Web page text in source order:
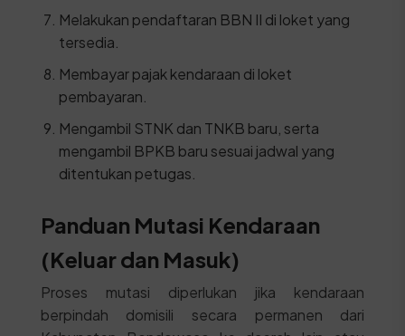
Melakukan pendaftaran BBN II di loket yang
tersedia.
Membayar pajak kendaraan di loket
pembayaran.
Mengambil STNK dan TNKB baru, serta
mengambil BPKB baru sesuai jadwal yang
ditentukan petugas.
Panduan Mutasi Kendaraan
(Keluar dan Masuk)
Proses mutasi diperlukan jika kendaraan
berpindah domisili secara permanen dari